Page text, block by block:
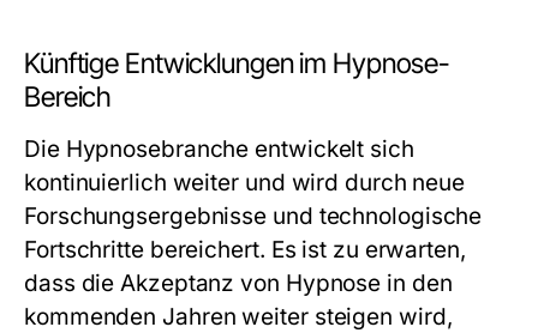
Künftige Entwicklungen im Hypnose-
Bereich
Die Hypnosebranche entwickelt sich
kontinuierlich weiter und wird durch neue
Forschungsergebnisse und technologische
Fortschritte bereichert. Es ist zu erwarten,
dass die Akzeptanz von Hypnose in den
kommenden Jahren weiter steigen wird,